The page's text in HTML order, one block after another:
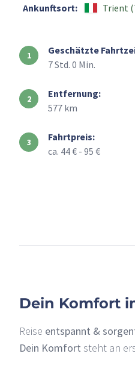
Ankunftsort:
Trient
Geschätzte
7 Std. 0 Min.
Entfernung:
577 km
Fahrtpreis:
ca. 44 € - 95 €
Dein Komfort
Reise entspannt &
Dein Komfort steht an